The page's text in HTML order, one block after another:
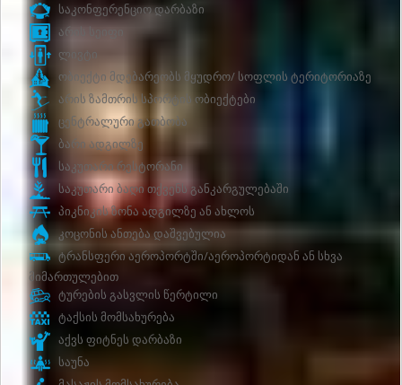
საკონფერენციო დარბაზი
არის სეიფი
ლივტი
ობიექტი მდებარეობს მყუდრო/ სოფლის ტერიტორიაზე
არის ზამთრის სპორტის ობიექტები
ცენტრალური გათბობა
ბარი ადგილზე
საკუთარი რესტორანი
საკუთარი ბაღი თქვენს განკარგულებაში
პიკნიკის ზონა ადგილზე ან ახლოს
კოცონის ანთება დაშვებულია
ტრანსფერი აეროპორტში/აეროპორტიდან ან სხვა
მიმართულებით
ტურების გასვლის წერტილი
ტაქსის მომსახურება
აქვს ფიტნეს დარბაზი
საუნა